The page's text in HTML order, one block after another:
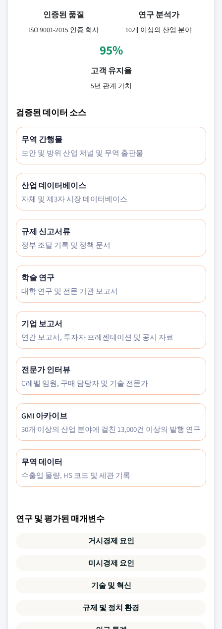
인증된 품질
ISO 9001-2015 인증 회사
연구 분석가
10개 이상의 산업 분야
95%
고객 유지율
5년 관계 가치
검증된 데이터 소스
무역 간행물
보안 및 방위 산업 저널 및 무역 출판물
산업 데이터베이스
자체 및 제3자 시장 데이터베이스
규제 신고서류
정부 조달 기록 및 정책 문서
학술 연구
대학 연구 및 전문 기관 보고서
기업 보고서
연간 보고서, 투자자 프레젠테이션 및 공시 자료
전문가 인터뷰
C레벨 임원, 구매 담당자 및 기술 전문가
GMI 아카이브
30개 이상의 산업 분야에 걸친 13,000건 이상의 발행 연구
무역 데이터
수출입 물량, HS 코드 및 세관 기록
연구 및 평가된 매개변수
거시경제 요인
미시경제 요인
기술 및 혁신
규제 및 정치 환경